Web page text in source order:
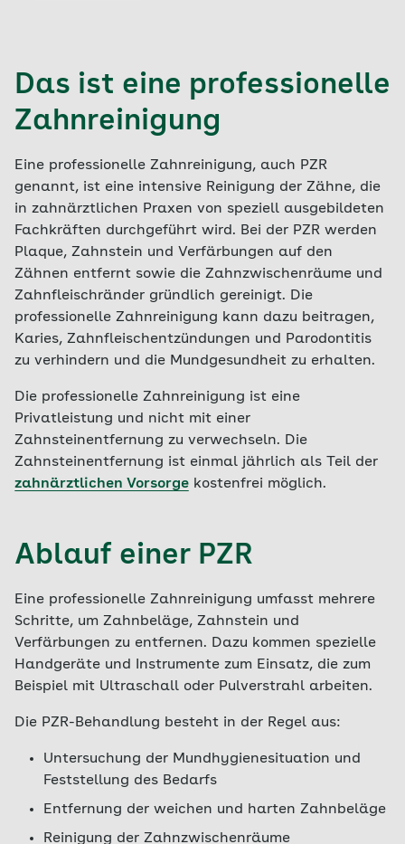
Das ist eine professionelle
Zahnreinigung
Eine professionelle Zahnreinigung, auch PZR
genannt, ist eine intensive Reinigung der Zähne, die
in zahnärztlichen Praxen von speziell ausgebildeten
Fachkräften durchgeführt wird. Bei der PZR werden
Plaque, Zahnstein und Verfärbungen auf den
Zähnen entfernt sowie die Zahnzwischenräume und
Zahnfleischränder gründlich gereinigt. Die
professionelle Zahnreinigung kann dazu beitragen,
Karies, Zahnfleischentzündungen und Parodontitis
zu verhindern und die Mundgesundheit zu erhalten.
Die professionelle Zahnreinigung ist eine
Privatleistung und nicht mit einer
Zahnsteinentfernung zu verwechseln. Die
Zahnsteinentfernung ist einmal jährlich als Teil der
zahnärztlichen Vorsorge kostenfrei möglich.
Ablauf einer PZR
Eine professionelle Zahnreinigung umfasst mehrere
Schritte, um Zahnbeläge, Zahnstein und
Verfärbungen zu entfernen. Dazu kommen spezielle
Handgeräte und Instrumente zum Einsatz, die zum
Beispiel mit Ultraschall oder Pulverstrahl arbeiten.
Die PZR-Behandlung besteht in der Regel aus:
Untersuchung der Mundhygienesituation und
Feststellung des Bedarfs
Entfernung der weichen und harten Zahnbeläge
Reinigung der Zahnzwischenräume